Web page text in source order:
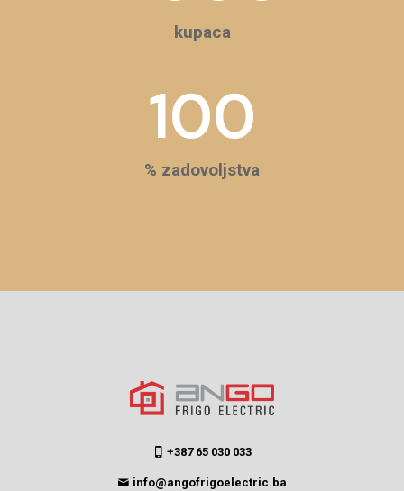
kupaca
100
% zadovoljstva
+387 65 030 033
info@angofrigoelectric.ba